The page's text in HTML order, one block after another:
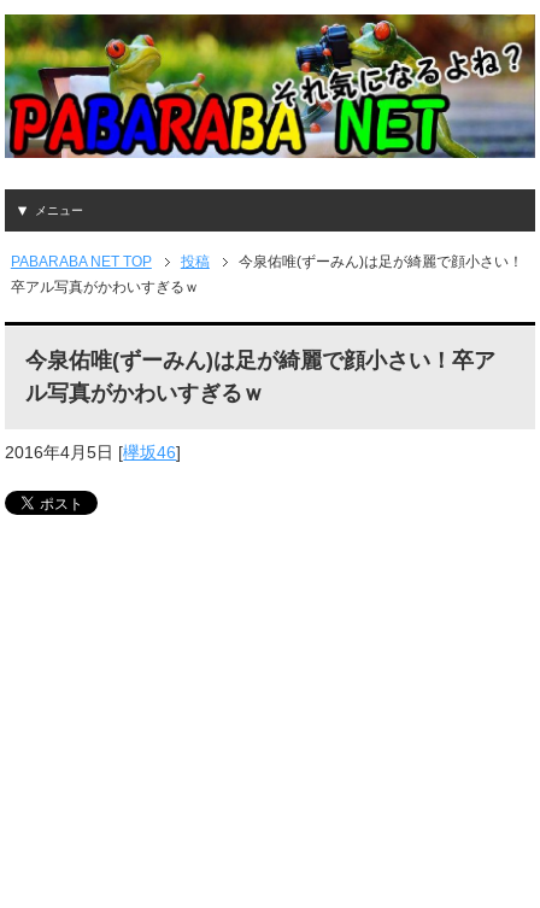
メニュー
PABARABA NET TOP 投稿
今泉佑唯(ずーみん)は足が綺麗で顔小さい！
卒アル写真がかわいすぎるｗ
今泉佑唯(ずーみん)は足が綺麗で顔小さい！卒ア
ル写真がかわいすぎるｗ
2016年4月5日 [欅坂46]